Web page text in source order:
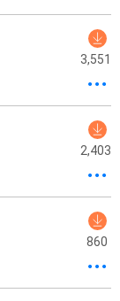
3,551
2,403
860